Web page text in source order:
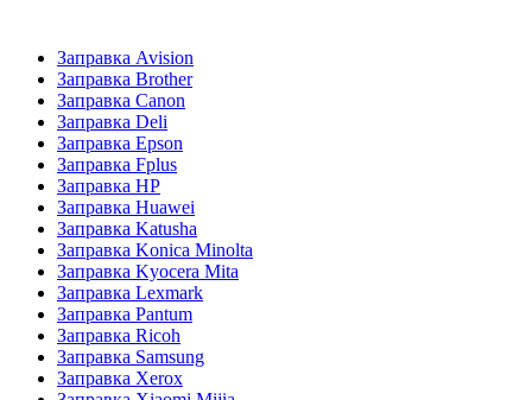
Заправка Avision
Заправка Brother
Заправка Canon
Заправка Deli
Заправка Epson
Заправка Fplus
Заправка HP
Заправка Huawei
Заправка Katusha
Заправка Konica Minolta
Заправка Kyocera Mita
Заправка Lexmark
Заправка Pantum
Заправка Ricoh
Заправка Samsung
Заправка Xerox